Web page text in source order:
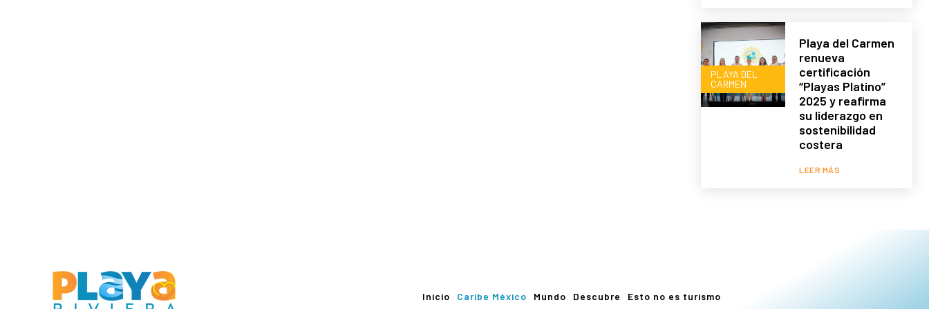
PLAYA DEL
CARMEN
Playa del Carmen
renueva
certificación
“Playas Platino”
2025 y reafirma
su liderazgo en
sostenibilidad
costera
LEER MÁS
Inicio Caribe México Mundo Descubre Esto no es turismo